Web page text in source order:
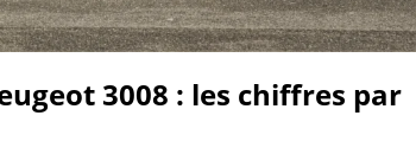
3008 : les chiffres par